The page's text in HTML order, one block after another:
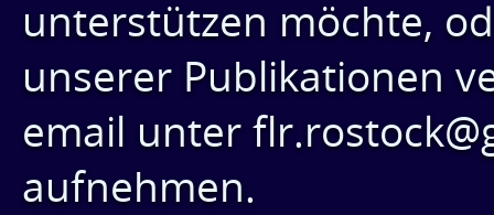
unterstützen möchte,
unserer Publikationen
email unter
aufnehmen.